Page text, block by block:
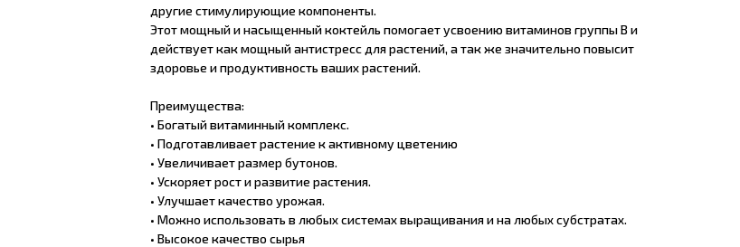
другие стимулирующие компоненты.
Этот мощный и насыщенный коктейль помогает усвоению витаминов группы В и
действует как мощный антистресс для растений, а так же значительно повысит
здоровье и продуктивность ваших растений.
Преимущества:
• Богатый витаминный комплекс.
• Подготавливает растение к активному цветению
• Увеличивает размер бутонов.
• Ускоряет рост и развитие растения.
• Улучшает качество урожая.
• Можно использовать в любых системах выращивания и на любых субстратах.
• Высокое качество сырья